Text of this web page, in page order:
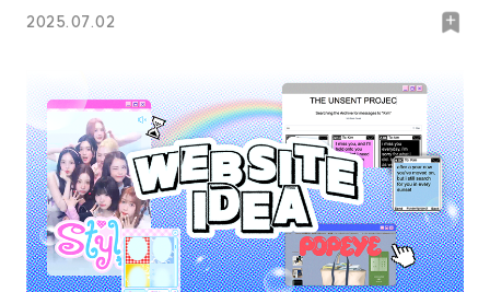
2025.07.02
북
크